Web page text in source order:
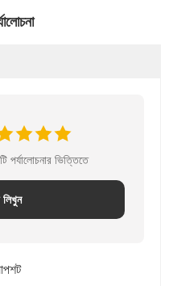
পর্যালোচনার ভিত্তিতে
লিখুন